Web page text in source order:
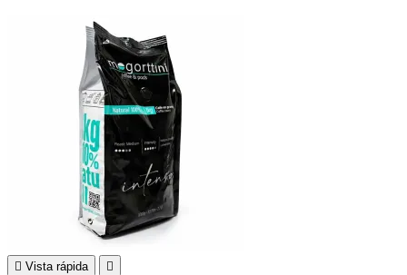
 Vista rápida 